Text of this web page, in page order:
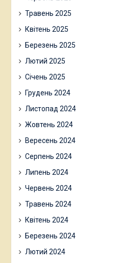
Травень 2025
Квітень 2025
Березень 2025
Лютий 2025
Січень 2025
Грудень 2024
Листопад 2024
Жовтень 2024
Вересень 2024
Серпень 2024
Липень 2024
Червень 2024
Травень 2024
Квітень 2024
Березень 2024
Лютий 2024